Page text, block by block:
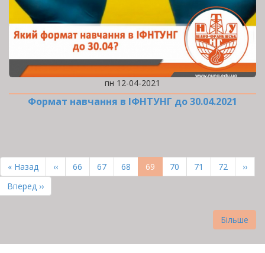
пн 12-04-2021
Формат навчання в ІФНТУНГ до 30.04.2021
НА
СТОРІНКИ
Перша
сторінка
« Назад
Попередня
сторінка
‹‹ Page
66 Page
67 Page
68
Поточна
сторінка
69 Page
70 Page
71 Page
72
››
Остання
сторінка
Вперед ››
Більше